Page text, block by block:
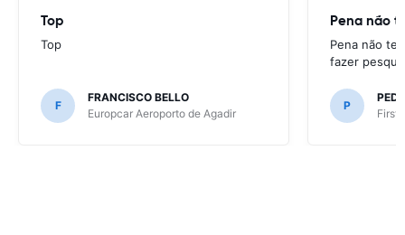
Top
Top
F
FRANCISCO BELLO
Europcar Aeroporto de Agadir
Pena não
Pena não
fazer
P
First